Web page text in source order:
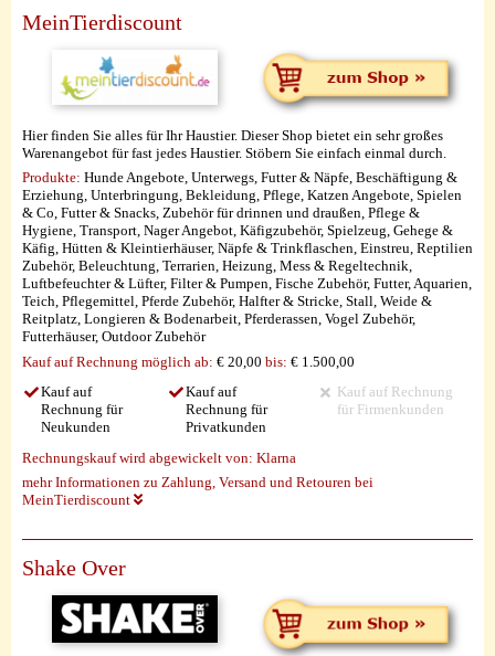
MeinTierdiscount
Hier finden Sie alles für Ihr Haustier. Dieser Shop bietet ein sehr großes
Warenangebot für fast jedes Haustier. Stöbern Sie einfach einmal durch.
Produkte: Hunde Angebote, Unterwegs, Futter & Näpfe, Beschäftigung &
Erziehung, Unterbringung, Bekleidung, Pflege, Katzen Angebote, Spielen
& Co, Futter & Snacks, Zubehör für drinnen und draußen, Pflege &
Hygiene, Transport, Nager Angebot, Käfigzubehör, Spielzeug, Gehege &
Käfig, Hütten & Kleintierhäuser, Näpfe & Trinkflaschen, Einstreu, Reptilien
Zubehör, Beleuchtung, Terrarien, Heizung, Mess & Regeltechnik,
Luftbefeuchter & Lüfter, Filter & Pumpen, Fische Zubehör, Futter, Aquarien,
Teich, Pflegemittel, Pferde Zubehör, Halfter & Stricke, Stall, Weide &
Reitplatz, Longieren & Bodenarbeit, Pferderassen, Vogel Zubehör,
Futterhäuser, Outdoor Zubehör
Kauf auf Rechnung möglich ab: € 20,00 bis: € 1.500,00
Kauf auf
Rechnung für
Neukunden
Kauf auf
Rechnung für
Privatkunden
Kauf auf Rechnung
für Firmenkunden
Rechnungskauf wird abgewickelt von: Klarna
mehr Informationen zu Zahlung, Versand und Retouren bei
MeinTierdiscount
Shake Over